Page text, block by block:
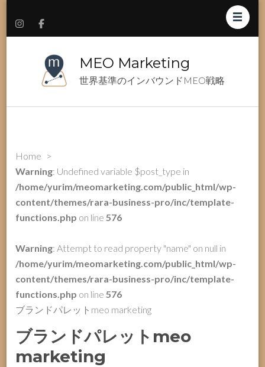
MEO Marketing
世界基準のインバウンドMEO戦略
Home >
Warning: Undefined variable $post_type in
/home/yurim/meomarketing.com/public_html/wp-
content/themes/rara-business-pro/inc/template-
functions.php on line576
Warning: Attempt to read property "name" on null in
/home/yurim/meomarketing.com/public_html/wp-
content/themes/rara-business-pro/inc/template-
functions.php on line576
ブランドパレットmeo marketing
ブランドパレットmeo
marketing